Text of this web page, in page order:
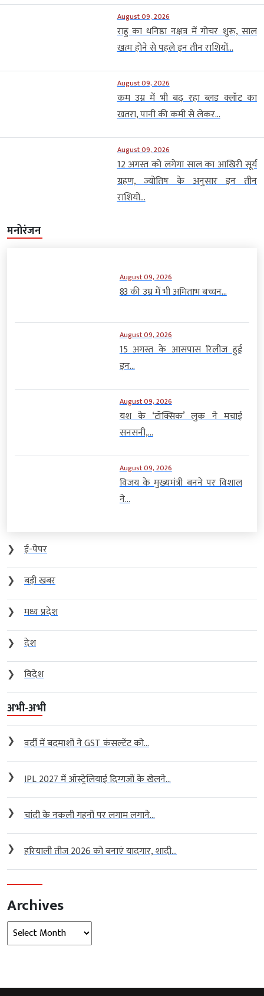
August 09, 2026
राहु का धनिष्ठा नक्षत्र में गोचर शुरू, साल
खत्म होने से पहले इन तीन राशियों...
August 09, 2026
कम उम्र में भी बढ़ रहा ब्लड क्लॉट का
खतरा, पानी की कमी से लेकर...
August 09, 2026
12 अगस्त को लगेगा साल का आखिरी सूर्य
ग्रहण, ज्योतिष के अनुसार इन तीन
राशियों...
मनोरंजन
August 09, 2026
83 की उम्र में भी अमिताभ बच्चन...
August 09, 2026
15 अगस्त के आसपास रिलीज हुई
इन...
August 09, 2026
यश के ‘टॉक्सिक’ लुक ने मचाई
सनसनी,...
August 09, 2026
विजय के मुख्यमंत्री बनने पर विशाल
ने...
❯
ई-पेपर
❯
बड़ी खबर
❯
मध्य प्रदेश
❯
देश
❯
विदेश
अभी-अभी
❯ वर्दी में बदमाशों ने GST कंसल्टेंट को...
❯ IPL 2027 में ऑस्ट्रेलियाई दिग्गजों के खेलने...
❯ चांदी के नकली गहनों पर लगाम लगाने...
❯ हरियाली तीज 2026 को बनाएं यादगार, शादी...
Archives
Archives